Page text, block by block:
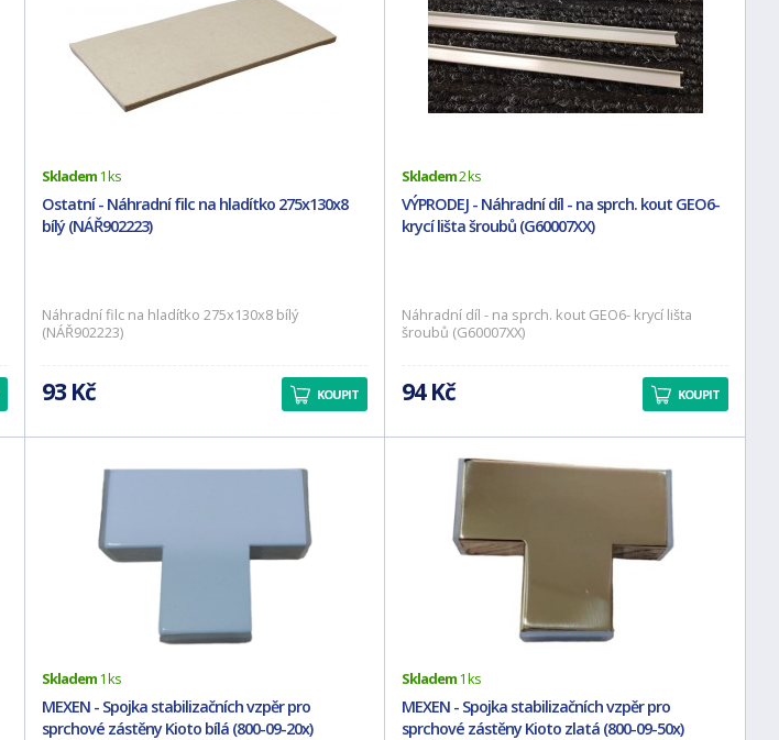
Skladem1 ks
Ostatní - Náhradní filc na hladítko 275x130x8
bílý (NÁŘ902223)
Náhradní filc na hladítko 275x130x8 bílý
(NÁŘ902223)
93 Kč KOUPIT
Skladem2 ks
VÝPRODEJ - Náhradní díl - na sprch. kout GEO6-
krycí lišta šroubů (G60007XX)
Náhradní díl - na sprch. kout GEO6- krycí lišta
šroubů (G60007XX)
94 Kč KOUPIT
Skladem1 ks
MEXEN - Spojka stabilizačních vzpěr pro
sprchové zástěny Kioto bílá (800-09-20x)
Skladem1 ks
MEXEN - Spojka stabilizačních vzpěr pro
sprchové zástěny Kioto zlatá (800-09-50x)